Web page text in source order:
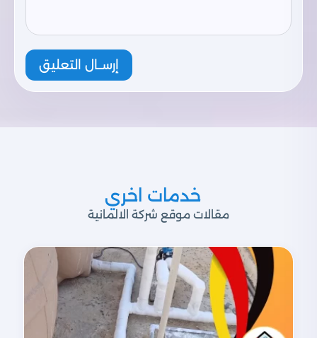
إرســال التعليق
خدمات اخري
مقالات موقع شركة الالمانية